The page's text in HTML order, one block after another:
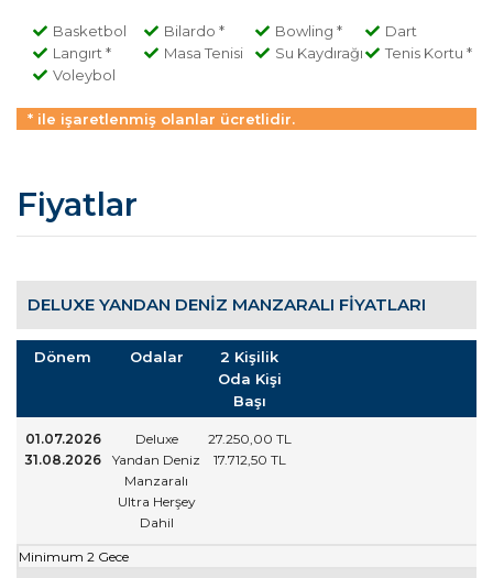
Basketbol Bilardo * Bowling *
Dart
Langırt *
Masa Tenisi Su Kaydırağı
Tenis Kortu *
Voleybol
* ile işaretlenmiş olanlar ücretlidir.
Fiyatlar
DELUXE YANDAN DENIZ MANZARALI FIYATLARI
Dönem Odalar
2 Kişilik
Oda Kişi
Başı
01.07.2026
31.08.2026
Deluxe
Yandan Deniz
Manzaralı
Ultra Herşey
Dahil
27.250 ,00 TL
17.712 ,50 TL
Minimum 2 Gece